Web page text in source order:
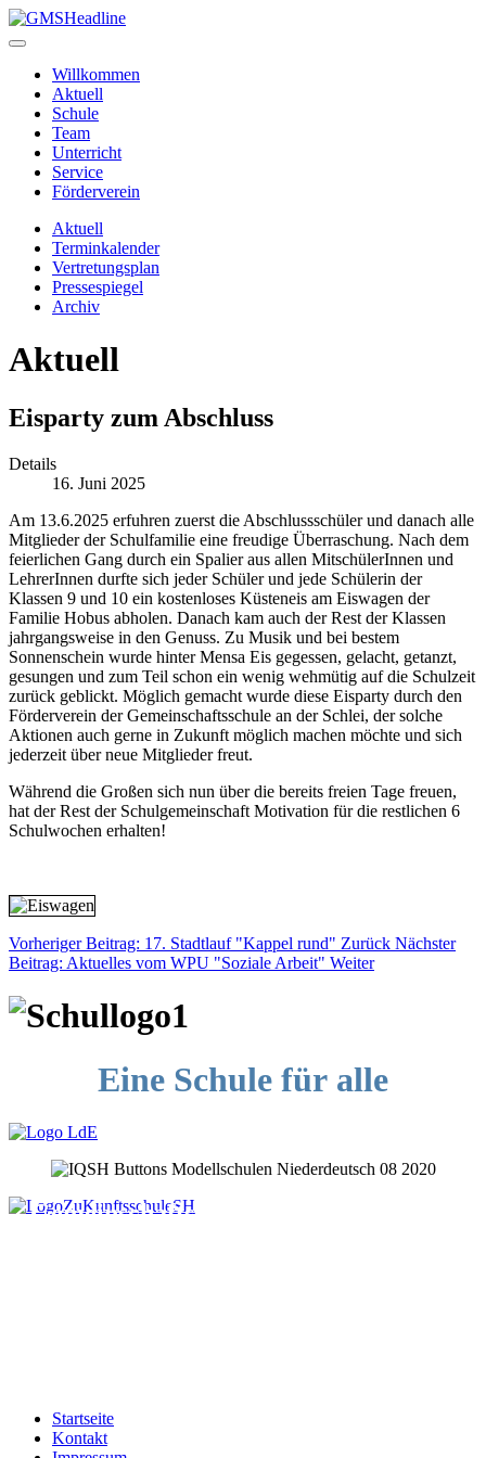
Willkommen
Aktuell
Schule
Team
Unterricht
Service
Förderverein
Aktuell
Terminkalender
Vertretungsplan
Pressespiegel
Archiv
Aktuell
Eisparty zum Abschluss
Details
16. Juni 2025
Am 13.6.2025 erfuhren zuerst die Abschlussschüler und danach alle
Mitglieder der Schulfamilie eine freudige Überraschung. Nach dem
feierlichen Gang durch ein Spalier aus allen MitschülerInnen und
LehrerInnen durfte sich jeder Schüler und jede Schülerin der
Klassen 9 und 10 ein kostenloses Küsteneis am Eiswagen der
Familie Hobus abholen. Danach kam auch der Rest der Klassen
jahrgangsweise in den Genuss. Zu Musik und bei bestem
Sonnenschein wurde hinter Mensa Eis gegessen, gelacht, getanzt,
gesungen und zum Teil schon ein wenig wehmütig auf die Schulzeit
zurück geblickt. Möglich gemacht wurde diese Eisparty durch den
Förderverein der Gemeinschaftsschule an der Schlei, der solche
Aktionen auch gerne in Zukunft möglich machen möchte und sich
jederzeit über neue Mitglieder freut.
Während die Großen sich nun über die bereits freien Tage freuen,
hat der Rest der Schulgemeinschaft Motivation für die restlichen 6
Schulwochen erhalten!
Vorheriger Beitrag: 17. Stadtlauf "Kappel rund" Zurück Nächster
Beitrag: Aktuelles vom WPU "Soziale Arbeit" Weiter
Eine Schule für alle
Gemeinschaftsschule an der Schlei
Startseite
Kontakt